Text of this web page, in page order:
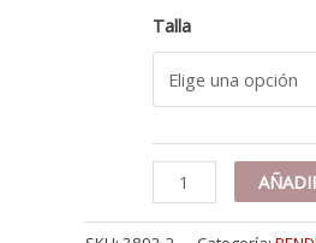
Talla
18K
SORTIJA
ORO